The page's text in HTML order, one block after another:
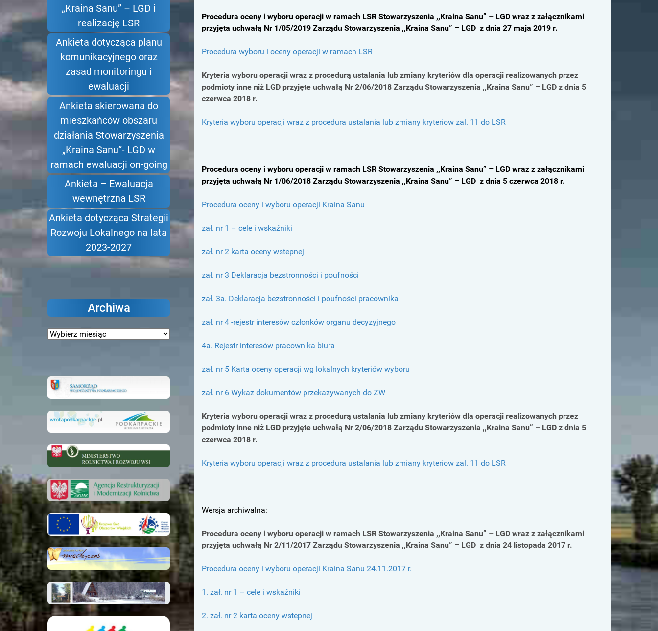
„Kraina Sanu” – LGD i
realizację LSR
Ankieta dotycząca planu
komunikacyjnego oraz
zasad monitoringu i
ewaluacji
Ankieta skierowana do
mieszkańców obszaru
działania Stowarzyszenia
„Kraina Sanu”- LGD w
ramach ewaluacji on-going
Ankieta – Ewaluacja
wewnętrzna LSR
Ankieta dotycząca Strategii
Rozwoju Lokalnego na lata
2023-2027
Archiwa
Archiwa
Procedura oceny i wyboru operacji w ramach LSR Stowarzyszenia ,,Kraina Sanu” – LGD wraz z załącznikami
przyjęta uchwałą Nr 1/05/2019 Zarządu Stowarzyszenia ,,Kraina Sanu” – LGD z dnia 27 maja 2019 r.
Procedura wyboru i oceny operacji w ramach LSR
Kryteria wyboru operacji wraz z procedurą ustalania lub zmiany kryteriów dla operacji realizowanych przez
podmioty inne niż LGD przyjęte uchwałą Nr 2/06/2018 Zarządu Stowarzyszenia ,,Kraina Sanu” – LGD z dnia 5
czerwca 2018 r.
Kryteria wyboru operacji wraz z procedura ustalania lub zmiany kryteriow zal. 11 do LSR
Procedura oceny i wyboru operacji w ramach LSR Stowarzyszenia ,,Kraina Sanu” – LGD wraz z załącznikami
przyjęta uchwałą Nr 1/06/2018 Zarządu Stowarzyszenia ,,Kraina Sanu” – LGD z dnia 5 czerwca 2018 r.
Procedura oceny i wyboru operacji Kraina Sanu
zał. nr 1 – cele i wskaźniki
zał. nr 2 karta oceny wstepnej
zał. nr 3 Deklaracja bezstronności i poufności
zał. 3a. Deklaracja bezstronności i poufności pracownika
zał. nr 4 -rejestr interesów członków organu decyzyjnego
4a. Rejestr interesów pracownika biura
zał. nr 5 Karta oceny operacji wg lokalnych kryteriów wyboru
zał. nr 6 Wykaz dokumentów przekazywanych do ZW
Kryteria wyboru operacji wraz z procedurą ustalania lub zmiany kryteriów dla operacji realizowanych przez
podmioty inne niż LGD przyjęte uchwałą Nr 2/06/2018 Zarządu Stowarzyszenia ,,Kraina Sanu” – LGD z dnia 5
czerwca 2018 r.
Kryteria wyboru operacji wraz z procedura ustalania lub zmiany kryteriow zal. 11 do LSR
Wersja archiwalna:
Procedura oceny i wyboru operacji w ramach LSR Stowarzyszenia ,,Kraina Sanu” – LGD wraz z załącznikami
przyjęta uchwałą Nr 2/11/2017 Zarządu Stowarzyszenia ,,Kraina Sanu” – LGD z dnia 24 listopada 2017 r.
Procedura oceny i wyboru operacji Kraina Sanu 24.11.2017 r.
1. zał. nr 1 – cele i wskaźniki
2. zał. nr 2 karta oceny wstepnej